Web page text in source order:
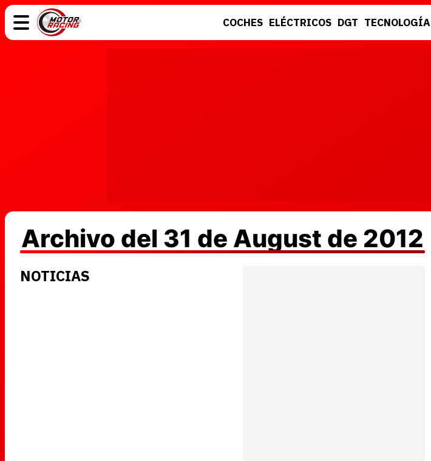
COCHES ELÉCTRICOS DGT TECNOLOGÍA
Archivo del 31 de August de 2012
NOTICIAS